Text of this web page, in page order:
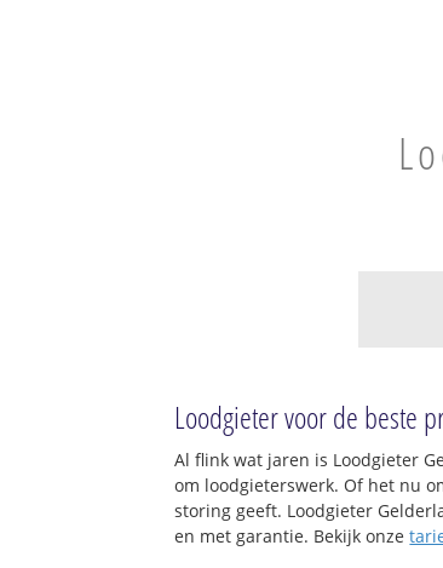
Loodgieter voor de beste
Al flink wat jaren is Loodgieter
om loodgieterswerk. Of het nu
storing geeft. Loodgieter
en met garantie. Bekijk onze